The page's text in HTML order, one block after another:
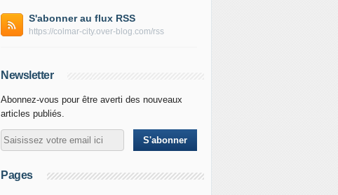
S'abonner au flux RSS
https://colmar-city.over-blog.com/rss
Newsletter
Abonnez-vous pour être averti des nouveaux
articles publiés.
Pages